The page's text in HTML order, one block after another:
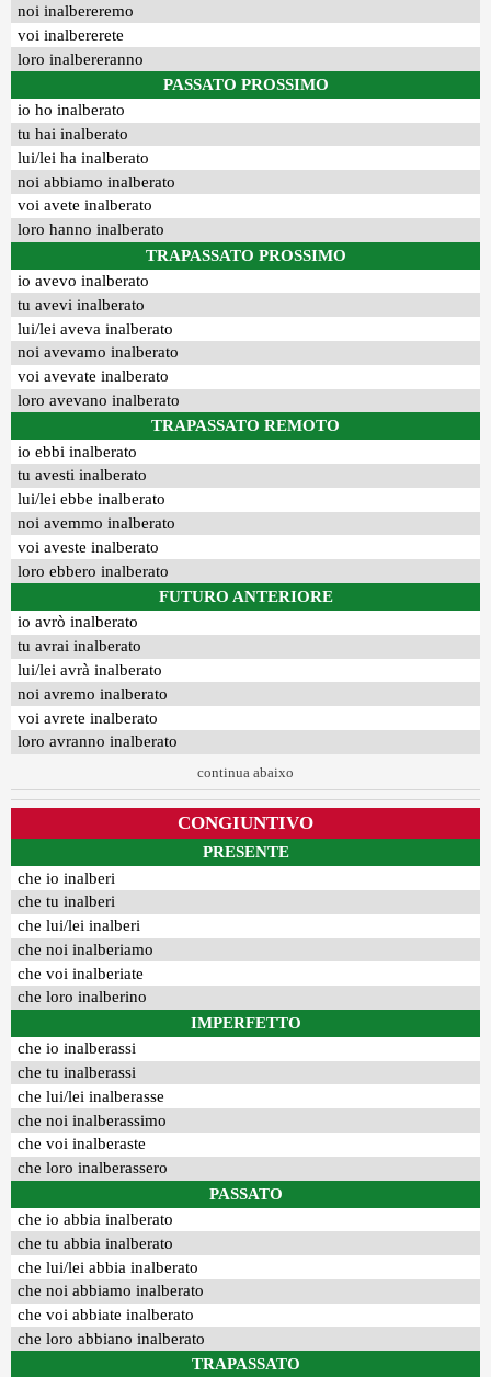
noi inalbereremo
voi inalbererete
loro inalbereranno
PASSATO PROSSIMO
io ho inalberato
tu hai inalberato
lui/lei ha inalberato
noi abbiamo inalberato
voi avete inalberato
loro hanno inalberato
TRAPASSATO PROSSIMO
io avevo inalberato
tu avevi inalberato
lui/lei aveva inalberato
noi avevamo inalberato
voi avevate inalberato
loro avevano inalberato
TRAPASSATO REMOTO
io ebbi inalberato
tu avesti inalberato
lui/lei ebbe inalberato
noi avemmo inalberato
voi aveste inalberato
loro ebbero inalberato
FUTURO ANTERIORE
io avrò inalberato
tu avrai inalberato
lui/lei avrà inalberato
noi avremo inalberato
voi avrete inalberato
loro avranno inalberato
continua abaixo
CONGIUNTIVO
PRESENTE
che io inalberi
che tu inalberi
che lui/lei inalberi
che noi inalberiamo
che voi inalberiate
che loro inalberino
IMPERFETTO
che io inalberassi
che tu inalberassi
che lui/lei inalberasse
che noi inalberassimo
che voi inalberaste
che loro inalberassero
PASSATO
che io abbia inalberato
che tu abbia inalberato
che lui/lei abbia inalberato
che noi abbiamo inalberato
che voi abbiate inalberato
che loro abbiano inalberato
TRAPASSATO